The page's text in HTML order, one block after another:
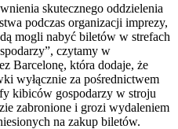
skutecznego oddzielenia
podczas organizacji imprezy,
mogli nabyć biletów w strefach
czytamy w
Barcelonę, która dodaje, że
wyłącznie za pośrednictwem
kibiców gospodarzy w stroju
zabronione i grozi wydaleniem
na zakup biletów.